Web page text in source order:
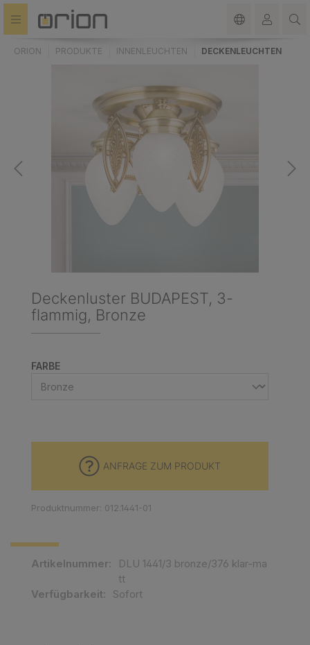
springen
ORION PRODUKTE INNENLEUCHTEN DECKENLEUCHTEN
Deckenluster BUDAPEST, 3-
flammig, Bronze
FARBEAUSWÄHLEN
Artikelnummer:
DLU 1441/3 bronze/376 klar-ma
tt
Verfügbarkeit:
Sofort
ANFRAGE ZUM PRODUKT
Produktnummer: 012.1441-01